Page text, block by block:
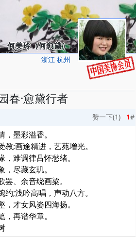
何美玲（何愈黛）
浙江 杭州
春·愈黛行者
赞一下(1) 1#
墨彩溢香。
;画途精进，艺苑增光。
难调律吕怀愁绪。
尽藏玄玑。
、余音绕画梁。
;浅吟高唱，声动八方。
才女风姿四海扬。
再谱华章。